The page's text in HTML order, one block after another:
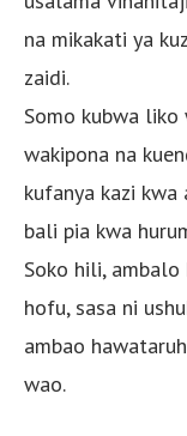
na mikakati ya
zaidi.
Somo kubwa liko
wakipona na
kufanya kazi
bali pia kwa
Soko hili,
hofu, sasa ni
ambao
wao.